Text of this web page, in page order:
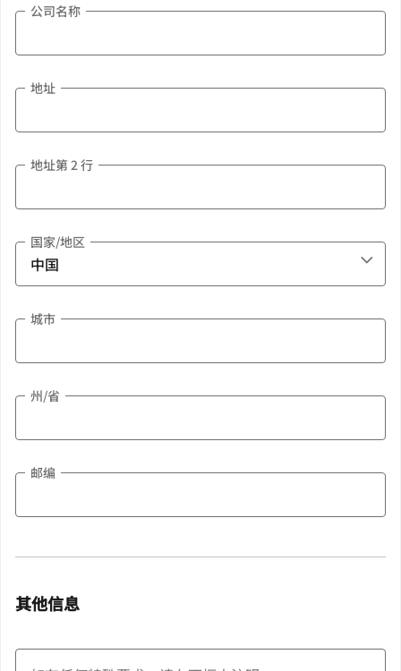
公司名称
地址
地址第 2 行
国家/地区
城市
州/省
邮编
其他信息